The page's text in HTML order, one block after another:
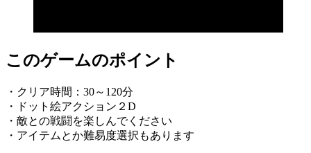
このゲームのポイント
・クリア時間：30～120分
・ドット絵アクション２D
・敵との戦闘を楽しんでください
・アイテムとか難易度選択もあります